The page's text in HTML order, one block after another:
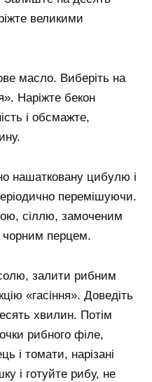
великими
масло. Виберіть на
Наріжте бекон
і обсмажте,
нашатковану цибулю і
перемішуючи.
сіллю, замоченим
перцем.
залити рибним
«гасіння». Доведіть
хвилин. Потім
рибного філе,
і томати, нарізані
і готуйте рибу, не